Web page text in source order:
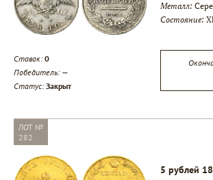
Металл:
Состояние:
Ставок:0
Победитель: —
Статус:Закрыт
ЛОТ №
282
5 рублей